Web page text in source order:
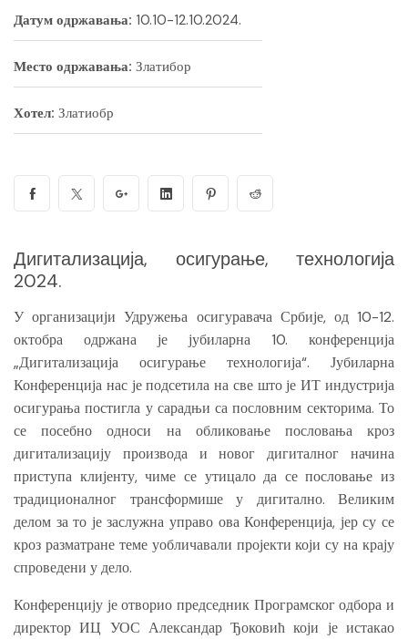
Датум одржавања: 10.10-12.10.2024.
Место одржавања: Златибор
Хотел: Златиобр
Дигитализација, осигурање, технологија
2024.
У организацији Удружења осигуравача Србије, од 10-12.
октобра одржана је јубиларна 10. конференција
„Дигитализација осигурање технологија“. Јубиларна
Конференција нас је подсетила на све што је ИТ индустрија
осигурања постигла у сарадњи са пословним секторима. То
се посебно односи на обликовање пословања кроз
дигитализацију производа и новог дигиталног начина
приступа клијенту, чиме се утицало да се пословање из
традиционалног трансформише у дигитално. Великим
делом за то је заслужна управо ова Конференција, јер су се
кроз разматране теме уобличавали пројекти који су на крају
спроведени у дело.
Конференцију је отворио председник Програмског одбора и
директор ИЦ УОС Александар Ђоковић који је истакао